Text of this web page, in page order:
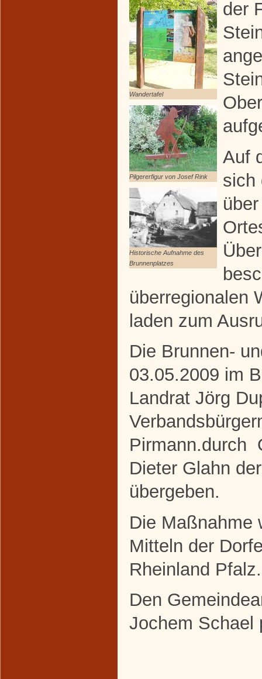
Wandertafel
Pilgererfigur von Josef Rink
Historische Aufnahme des
Brunnenplatzes
der
Auf
sich
überregionalen
laden zum
Die Brunnen-
03.05.2009 im
Landrat Jörg
Pirmann.durch
Dieter Glahn
übergeben.
Die Maßnahme
Mitteln der
Rheinland Pfalz.
Den
Jochem Schael